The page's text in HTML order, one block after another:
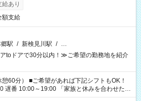
あり
額支給
駅 / 新検見川駅 / …
toドアで30分以内！≫ご希望の勤務地を紹介
ば下記シフトもOK！
～19:00 「家族と休みを合わせた
て夕飯の準備がしたい」 「できれば残業はし